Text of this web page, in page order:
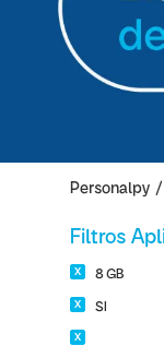
Personalpy
Filtros
8 GB
SI